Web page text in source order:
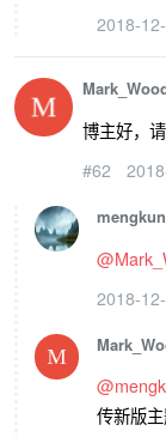
2018-
博主好，
#62
mengkun
2018-
传新版